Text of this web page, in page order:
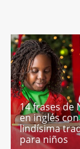
14 frases de
en inglés con
lindísima
para niños